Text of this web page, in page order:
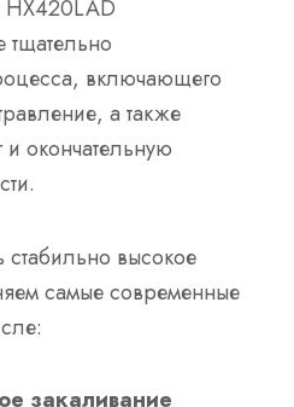
тщательно
включающего
а также
окончательную
стабильно высокое
самые современные
закаливание